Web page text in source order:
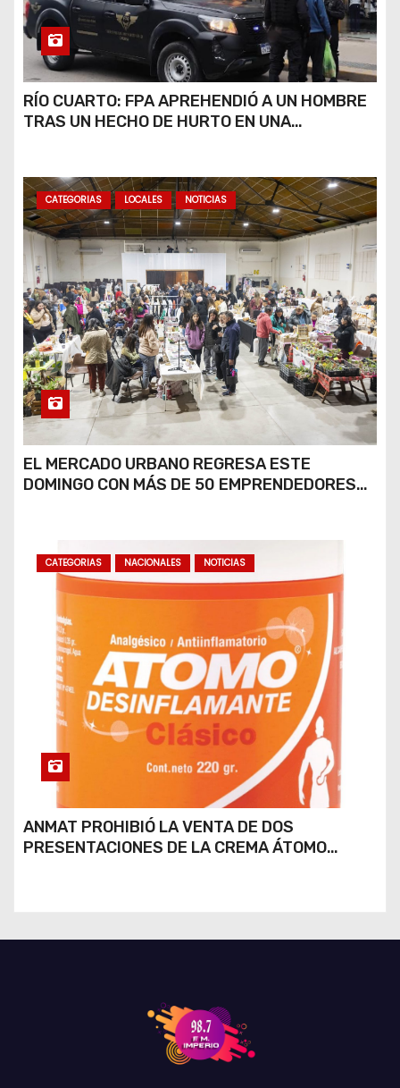
RÍO CUARTO: FPA APREHENDIÓ A UN HOMBRE
TRAS UN HECHO DE HURTO EN UNA
CATEGORIAS LOCALES NOTICIAS
EL MERCADO URBANO REGRESA ESTE
DOMINGO CON MÁS DE 50 EMPRENDEDORES
CATEGORIAS NACIONALES NOTICIAS
ANMAT PROHIBIÓ LA VENTA DE DOS
PRESENTACIONES DE LA CREMA ÁTOMO